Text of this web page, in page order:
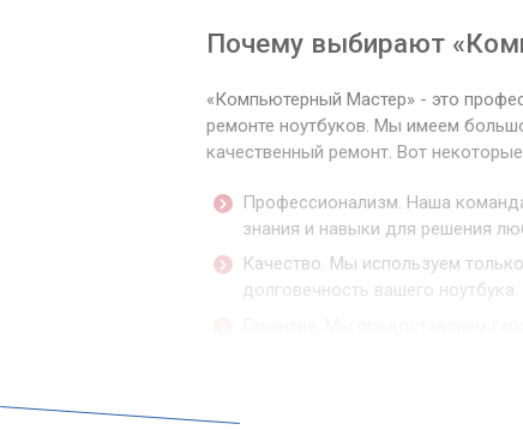
Почему выбирают
«Компьютерный Мастер» - это
ремонте ноутбуков. Мы имеем
качественный ремонт. Вот
Профессионализм. Наша
знания и навыки для решения
Качество. Мы используем
долговечность вашего ноутбука.
Обращайтесь в сервис